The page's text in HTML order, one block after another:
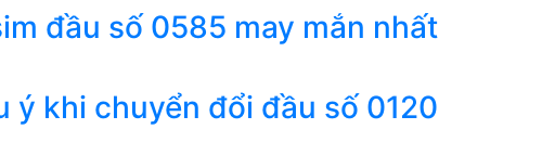
đầu số 0585 may mắn nhất
ý khi chuyển đổi đầu số 0120